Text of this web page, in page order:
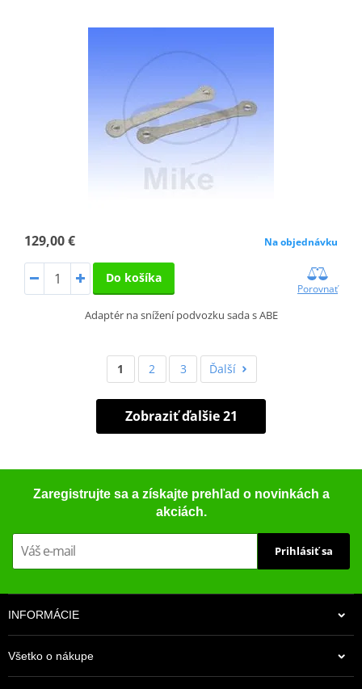
129,00 € Na objednávku
Do košíka
Porovnať
Adaptér na snížení podvozku sada s ABE
1 2 3 Ďalší
Zobraziť ďalšie 21
Zaregistrujte sa a získajte prehľad o novinkách a
akciách.
Prihlásiť sa
INFORMÁCIE
Všetko o nákupe